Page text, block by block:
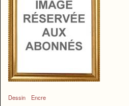
Dessin Encre